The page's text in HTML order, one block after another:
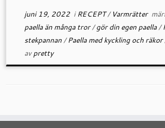
juni 19, 2022iRECEPT/ Varmrätter
paella än många tror/gör din egen paella/
stekpannan/Paella med kyckling och räkor
avpretty